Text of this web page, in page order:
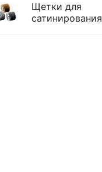
Щетки для
сатинирования